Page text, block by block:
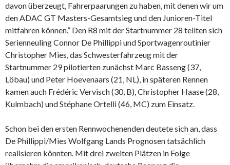
davon überzeugt, Fahrerpaarungen zu haben, mit denen wir um
den ADAC GT Masters-Gesamtsieg und den Junioren-Titel
mitfahren können.” Den R8 mit der Startnummer 28 teilten sich
Serienneuling Connor De Phillippi und Sportwagenroutinier
Christopher Mies, das Schwesterfahrzeug mit der
Startnummer 29 pilotierten zunächst Marc Basseng (37,
Löbau) und Peter Hoevenaars (21, NL), in späteren Rennen
kamen auch Frédéric Vervisch (30, B), Christopher Haase (28,
Kulmbach) und Stéphane Ortelli (46, MC) zum Einsatz.
Schon bei den ersten Rennwochenenden deutete sich an, dass
De Phillippi/Mies Wolfgang Lands Prognosen tatsächlich
realisieren könnten. Mit drei zweiten Plätzen in Folge